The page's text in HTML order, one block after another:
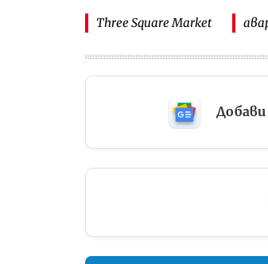
Three Square Market